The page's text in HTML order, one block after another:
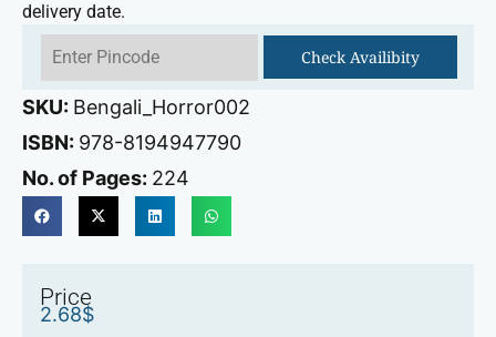
delivery date.
Check Availibity
SKU: Bengali_Horror002
ISBN: 978-8194947790
No. of Pages: 224
Price
2.68$